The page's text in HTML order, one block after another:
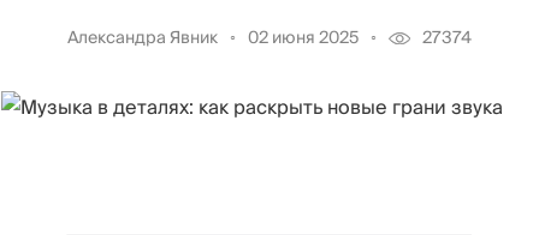
Александра Явник 02 июня 2025 27374